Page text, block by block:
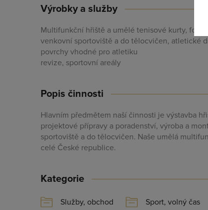
Výrobky a služby
Multifunkční hřiště a umělé tenisové kurty,
venkovní sportoviště a do tělocvičen, atletické
povrchy vhodné pro atletiku
revize, sportovní areály
Popis činnosti
Hlavním předmětem naší činnosti je výstavba
projektové přípravy a poradenství, výroba a
sportoviště a do tělocvičen. Naše umělá
celé České republice.
Kategorie
Služby, obchod Sport, volný čas